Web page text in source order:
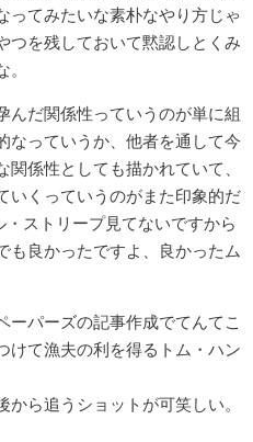
ってみたいな素朴なやり方じゃ
つを残しておいて黙認しとくみ
んだ関係性っていうのが単に組
なっていうか、他者を通して今
係性としても描かれていて、
いくっていうのがまた印象的だ
ストリープ見てないですから
も良かったですよ、良かったム
ーパーズの記事作成でてんてこ
けて漁夫の利を得るトム・ハン
ら追うショットが可笑しい。